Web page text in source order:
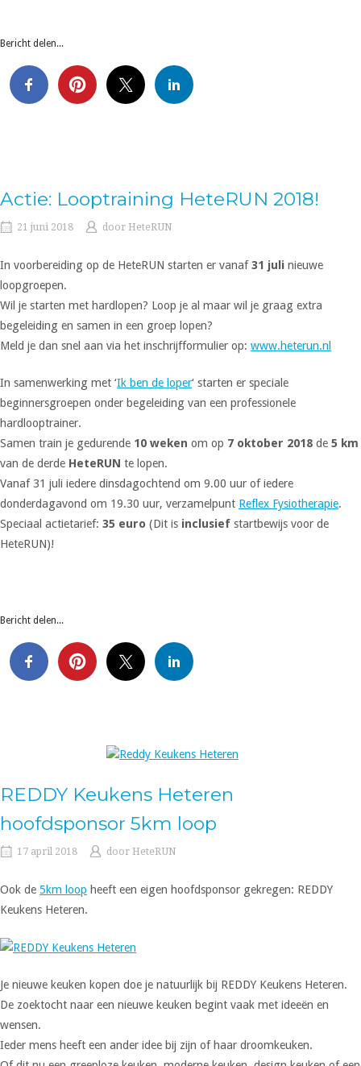
Bericht delen...
Actie: Looptraining HeteRUN 2018!
21 juni 2018 door HeteRUN
In voorbereiding op de HeteRUN starten er vanaf31 juli nieuwe
loopgroepen.
Wil je starten met hardlopen? Loop je al maar wil je graag extra
begeleiding en samen in een groep lopen?
Meld je dan snel aan via het inschrijfformulier op: www.heterun.nl
In samenwerking met ‘Ik ben de loper‘ starten er speciale
beginnersgroepen onder begeleiding van een professionele
hardlooptrainer.
Samen train je gedurende 10 weken om op 7 oktober 2018 de 5 km
van de derde HeteRUN te lopen.
Vanaf 31 juli iedere dinsdagochtend om 9.00 uur of iedere
donderdagavond om 19.30 uur, verzamelpunt Reflex Fysiotherapie.
Speciaal actietarief: 35 euro (Dit is inclusief startbewijs voor de
HeteRUN)!
Bericht delen...
REDDY Keukens Heteren
hoofdsponsor 5km loop
17 april 2018 door HeteRUN
Ook de 5km loop heeft een eigen hoofdsponsor gekregen: REDDY
Keukens Heteren.
Je nieuwe keuken kopen doe je natuurlijk bij REDDY Keukens Heteren.
De zoektocht naar een nieuwe keuken begint vaak met ideeën en
wensen.
Ieder mens heeft een ander idee bij zijn of haar droomkeuken.